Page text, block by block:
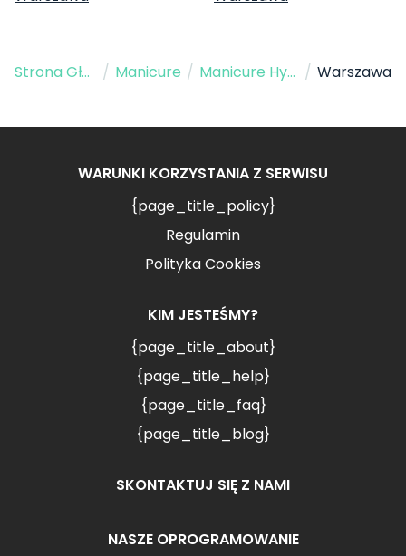
Strona Główna / Manicure / Manicure Hybrydowy / Warszawa
WARUNKI KORZYSTANIA Z SERWISU
{page_title_policy}
Regulamin
Polityka Cookies
KIM JESTEŚMY?
{page_title_about}
{page_title_help}
{page_title_faq}
{page_title_blog}
SKONTAKTUJ SIĘ Z NAMI
NASZE OPROGRAMOWANIE